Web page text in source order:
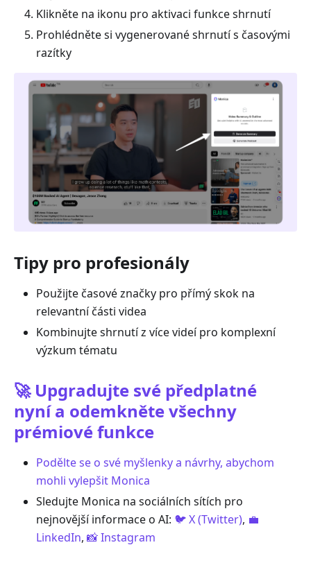
Klikněte na ikonu pro aktivaci funkce shrnutí
Prohlédněte si vygenerované shrnutí s časovými
razítky
Tipy pro profesionály
Použijte časové značky pro přímý skok na
relevantní části videa
Kombinujte shrnutí z více videí pro komplexní
výzkum tématu
🚀 Upgradujte své předplatné
nyní a odemkněte všechny
prémiové funkce
Podělte se o své myšlenky a návrhy, abychom
mohli vylepšit Monica
Sledujte Monica na sociálních sítích pro
nejnovější informace o AI: 🐦 X (Twitter), 💼
LinkedIn, 📸 Instagram